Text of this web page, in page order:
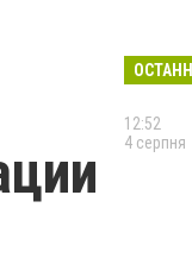
12:52
4 серпня